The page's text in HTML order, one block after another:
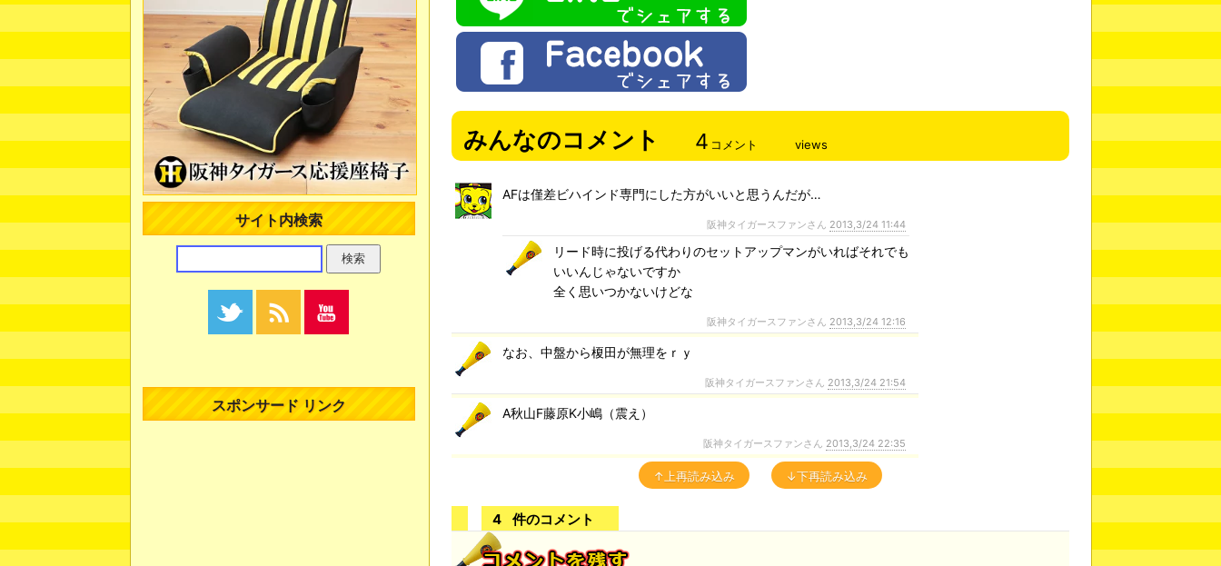
みんなのコメント 4 コメント views
AFは僅差ビハインド専門にした方がいいと思うんだが…
阪神タイガースファンさん 2013,3/24 11:44
リード時に投げる代わりのセットアップマンがいればそれでも
いいんじゃないですか
全く思いつかないけどな
阪神タイガースファンさん 2013,3/24 12:16
なお、中盤から榎田が無理をｒｙ
阪神タイガースファンさん 2013,3/24 21:54
A秋山F藤原K小嶋（震え）
阪神タイガースファンさん 2013,3/24 22:35
↑上再読み込み ↓下再読み込み
4 件のコメント
サイト内検索
スポンサード リンク